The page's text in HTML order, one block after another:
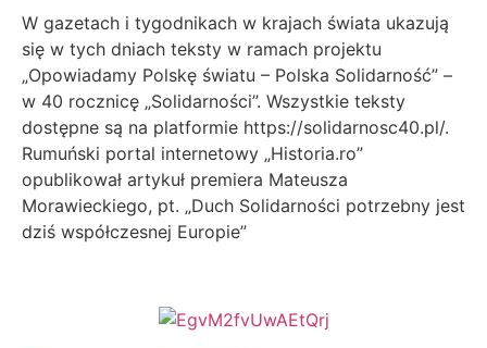
W gazetach i tygodnikach w krajach świata ukazują
się w tych dniach teksty w ramach projektu
„Opowiadamy Polskę światu – Polska Solidarność” –
w 40 rocznicę „Solidarności”. Wszystkie teksty
dostępne są na platformie https://solidarnosc40.pl/.
Rumuński portal internetowy „Historia.ro”
opublikował artykuł premiera Mateusza
Morawieckiego, pt. „Duch Solidarności potrzebny jest
dziś współczesnej Europie”